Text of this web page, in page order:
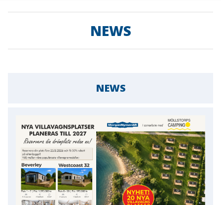
NEWS
NEWS